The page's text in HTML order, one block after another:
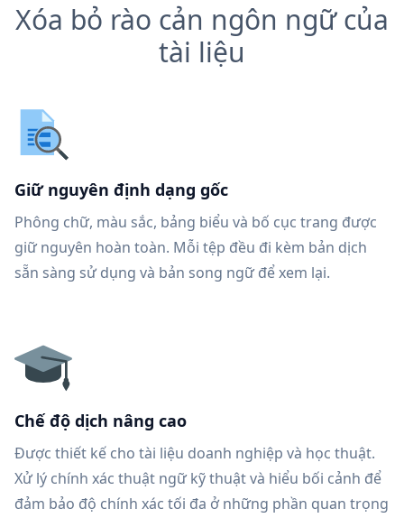
Xóa bỏ rào cản ngôn ngữ của
tài liệu
Giữ nguyên định dạng gốc
Phông chữ, màu sắc, bảng biểu và bố cục trang được
giữ nguyên hoàn toàn. Mỗi tệp đều đi kèm bản dịch
sẵn sàng sử dụng và bản song ngữ để xem lại.
Chế độ dịch nâng cao
Được thiết kế cho tài liệu doanh nghiệp và học thuật.
Xử lý chính xác thuật ngữ kỹ thuật và hiểu bối cảnh để
đảm bảo độ chính xác tối đa ở những phần quan trọng